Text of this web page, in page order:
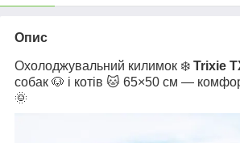
Опис
Охолоджувальний килимок ❄️ Trixie
собак 🐶 і котів 🐱 65×50 см —
🌞